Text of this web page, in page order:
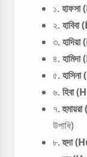
১.
২.
৩.
৪.
৫.
৬. হিবা
৭.
উপাধি)
৮.হুদা